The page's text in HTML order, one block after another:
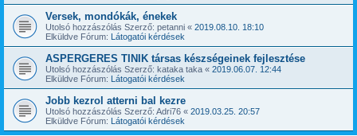
Versek, mondókák, énekek
Utolsó hozzászólás Szerző: petanni « 2019.08.10. 18:10
Elküldve Fórum: Látogatói kérdések
ASPERGERES TINIK társas készségeinek fejlesztése
Utolsó hozzászólás Szerző: kataka taka « 2019.06.07. 12:44
Elküldve Fórum: Látogatói kérdések
Jobb kezrol atterni bal kezre
Utolsó hozzászólás Szerző: Adri76 « 2019.03.25. 20:57
Elküldve Fórum: Látogatói kérdések